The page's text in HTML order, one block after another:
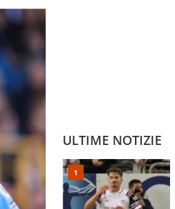
ULTIME NOTIZIE